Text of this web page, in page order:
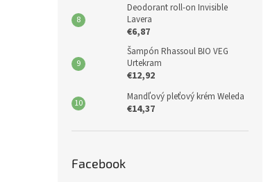
Deodorant roll-on Invisible
Lavera
€6,87
Šampón Rhassoul BIO VEG
Urtekram
€12,92
Mandľový pleťový krém Weleda
€14,37
Facebook